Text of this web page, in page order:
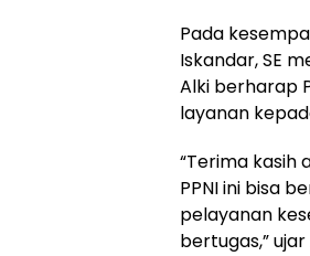
Pada
Iskandar, SE
Alki berharap
layanan
“Terima kasih
PPNI ini bisa
pelayanan
bertugas,”